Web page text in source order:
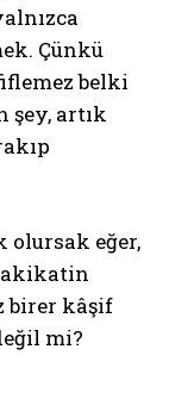
Çünkü
belki
şey, artık
olursak eğer,
birer kâşif
mi?